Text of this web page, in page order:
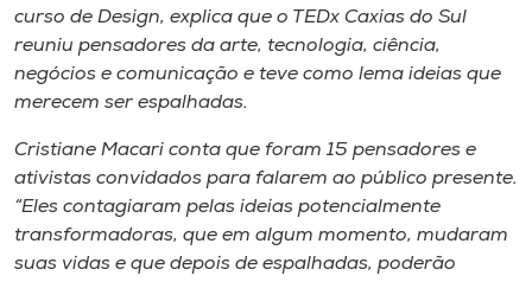
Selecione
curso de Design, explica que o TEDx Caxias do Sul
reuniu pensadores da arte, tecnologia, ciência,
negócios e comunicação e teve como lema ideias que
merecem ser espalhadas.
Cristiane Macari conta que foram 15 pensadores e
ativistas convidados para falarem ao público presente.
“Eles contagiaram pelas ideias potencialmente
transformadoras, que em algum momento, mudaram
suas vidas e que depois de espalhadas, poderão